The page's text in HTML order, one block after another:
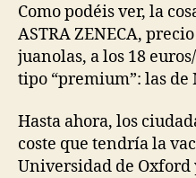
Como podéis ver, la
ASTRA ZENECA,
juanolas, a los 18
tipo “premium”: las de
Hasta ahora, los
coste que tendría la
Universidad de